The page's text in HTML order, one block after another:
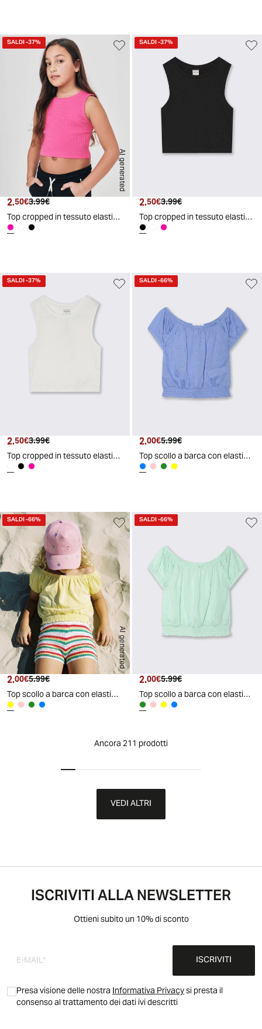
AI generated
SALDI-37%
Prezzo attuale
2.50€ Prezzo originale
3.99€
Top cropped in tessuto elastico girocollo - Fuxia
SALDI-37%
Prezzo attuale
2.50€ Prezzo originale
3.99€
Top cropped in tessuto elastico girocollo - Nero
SALDI-37%
Prezzo attuale
2.50€ Prezzo originale
3.99€
Top cropped in tessuto elastico girocollo - Bianco
SALDI-66%
Prezzo attuale
2.00€ Prezzo originale
5.99€
Top scollo a barca con elastico arricciato - Azzurro cielo
AI generated
SALDI-66%
Prezzo attuale
2.00€ Prezzo originale
5.99€
Top scollo a barca con elastico arricciato - Giallo
SALDI-66%
Prezzo attuale
2.00€ Prezzo originale
5.99€
Top scollo a barca con elastico arricciato - Verde acqua
Ancora 211 prodotti
VEDI ALTRI
ISCRIVITI ALLA NEWSLETTER
Ottieni subito un 10% di sconto
ISCRIVITI
Presa visione delle nostraInformativa Privacysi presta il
consenso al trattamento dei dati ivi descritti